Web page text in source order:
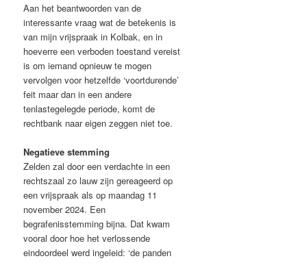
Aan het beantwoorden van de
interessante vraag wat de betekenis is
van mijn vrijspraak in Kolbak, en in
hoeverre een verboden toestand vereist
is om iemand opnieuw te mogen
vervolgen voor hetzelfde ‘voortdurende’
feit maar dan in een andere
tenlastegelegde periode, komt de
rechtbank naar eigen zeggen niet toe.
Negatieve stemming
Zelden zal door een verdachte in een
rechtszaal zo lauw zijn gereageerd op
een vrijspraak als op maandag 11
november 2024. Een
begrafenisstemming bijna. Dat kwam
vooral door hoe het verlossende
eindoordeel werd ingeleid: ‘de panden